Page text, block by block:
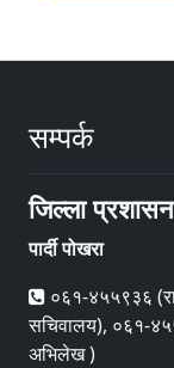
सम्पर्क
जिल्ला
पार्दी पोखरा
०६१-४५५९३६
सचिवालय), ०६१-
अभिलेख )